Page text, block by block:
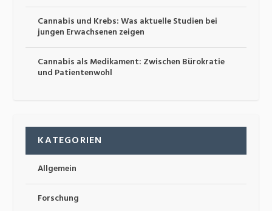
Cannabis und Krebs: Was aktuelle Studien bei
jungen Erwachsenen zeigen
Cannabis als Medikament: Zwischen Bürokratie
und Patientenwohl
KATEGORIEN
Allgemein
Forschung